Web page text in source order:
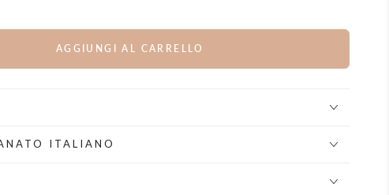
AGGIUNGI AL CARRELLO
ITALIANO